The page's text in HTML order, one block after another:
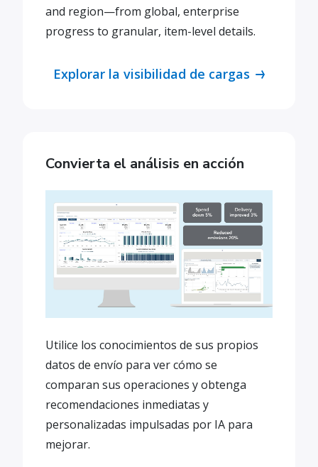
and region—from global, enterprise
progress to granular, item-level details.
Explorar la visibilidad de cargas
Convierta el análisis en acción
Utilice los conocimientos de sus propios
datos de envío para ver cómo se
comparan sus operaciones y obtenga
recomendaciones inmediatas y
personalizadas impulsadas por IA para
mejorar.